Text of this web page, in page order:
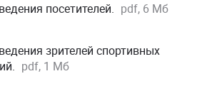
посетителей. pdf, 6 Мб
зрителей спортивных
pdf, 1 Мб